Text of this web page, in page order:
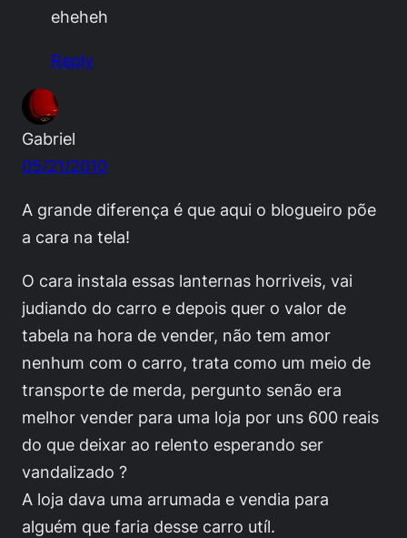
eheheh
Reply
Gabriel
05/21/2010
A grande diferença é que aqui o blogueiro põe
a cara na tela!
O cara instala essas lanternas horriveis, vai
judiando do carro e depois quer o valor de
tabela na hora de vender, não tem amor
nenhum com o carro, trata como um meio de
transporte de merda, pergunto senão era
melhor vender para uma loja por uns 600 reais
do que deixar ao relento esperando ser
vandalizado ?
A loja dava uma arrumada e vendia para
alguém que faria desse carro utíl.